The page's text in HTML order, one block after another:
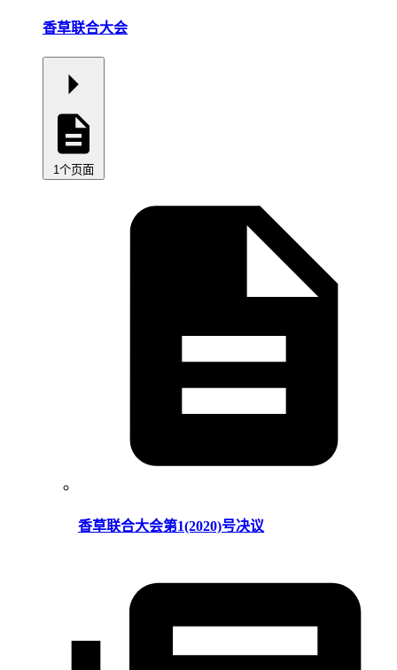
香草联合大会
1个页面
香草联合大会第1(2020)号决议